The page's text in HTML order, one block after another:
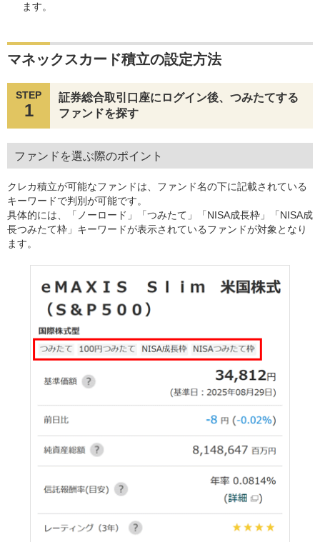
ます。
マネックスカード積立の設定方法
STEP
1
証券総合取引口座にログイン後、つみたてする
ファンドを探す
ファンドを選ぶ際のポイント
クレカ積立が可能なファンドは、ファンド名の下に記載されている
キーワードで判別が可能です。
具体的には、「ノーロード」「つみたて」「NISA成長枠」「NISA成
長つみたて枠」キーワードが表示されているファンドが対象となり
ます。